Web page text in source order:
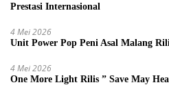
Prestasi Internasional
4 Mei 2026
Unit Power Pop Peni Asal Malang
4 Mei 2026
One More Light Rilis ” Save May